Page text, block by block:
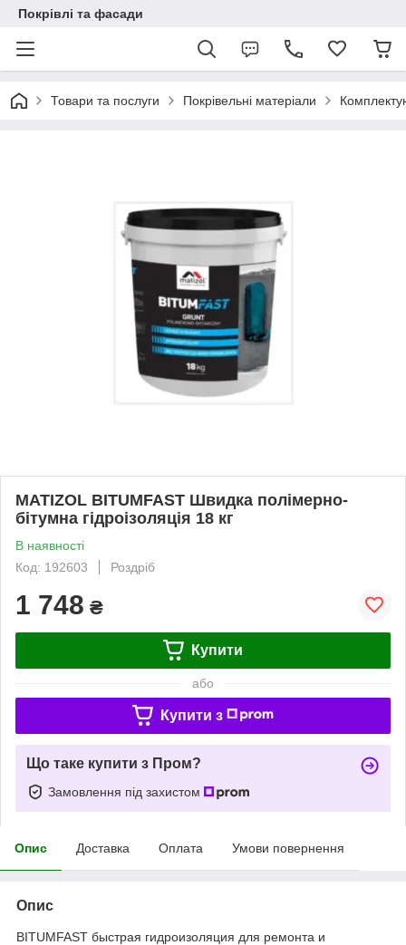
Покрівлі та фасади
Товари та послуги Покрівельні матеріали
MATIZOL BITUMFAST Швидка полімерно-
бітумна гідроізоляція 18 кг
В наявності
Код: 192603
Роздріб
1 748 ₴
Купити
або
Купити з
Що таке купити з Пром?
Замовлення під захистом
Опис Доставка Оплата Умови повернення
Опис
BITUMFAST быстрая гидроизоляция для ремонта и